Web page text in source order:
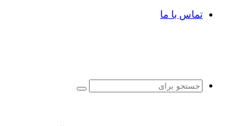
تماس با ما
جستجو